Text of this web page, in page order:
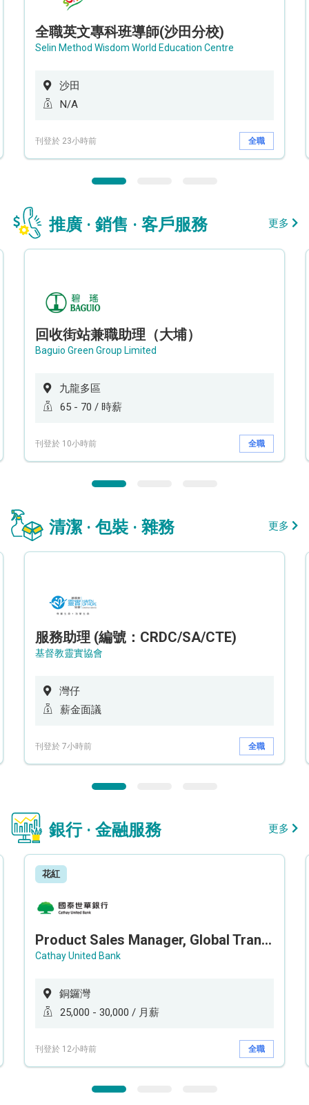
全職英文專科班導師(沙田分校)
Selin Method Wisdom World Education Centre
沙田
N/A
刊登於 23小時前 全職
推廣 · 銷售 · 客戶服務 更多
回收街站兼職助理（大埔）
Baguio Green Group Limited
九龍多區
65 - 70 / 時薪
刊登於 10小時前 全職
清潔 · 包裝 · 雜務 更多
服務助理 (編號：CRDC/SA/CTE)
基督教靈實協會
灣仔
薪金面議
刊登於 7小時前 全職
銀行 · 金融服務 更多
花紅
Product Sales Manager, Global Transaction Service (GTS)
Cathay United Bank
銅鑼灣
25,000 - 30,000 / 月薪
刊登於 12小時前 全職